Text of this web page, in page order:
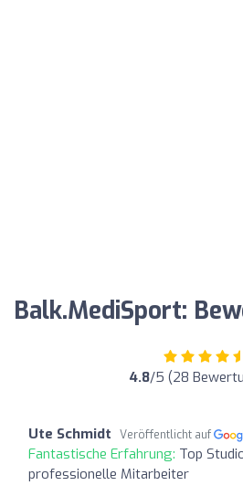
Balk.MediSport:
4.8/5 (28
Ute Schmidt Veröffentlicht auf
Fantastische Erfahrung: Top
professionelle Mitarbeiter